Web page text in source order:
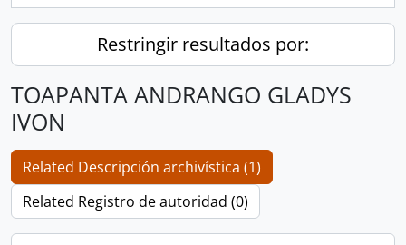
Restringir resultados por:
TOAPANTA ANDRANGO GLADYS
IVON
Related Descripción archivística (1)
Related Registro de autoridad (0)